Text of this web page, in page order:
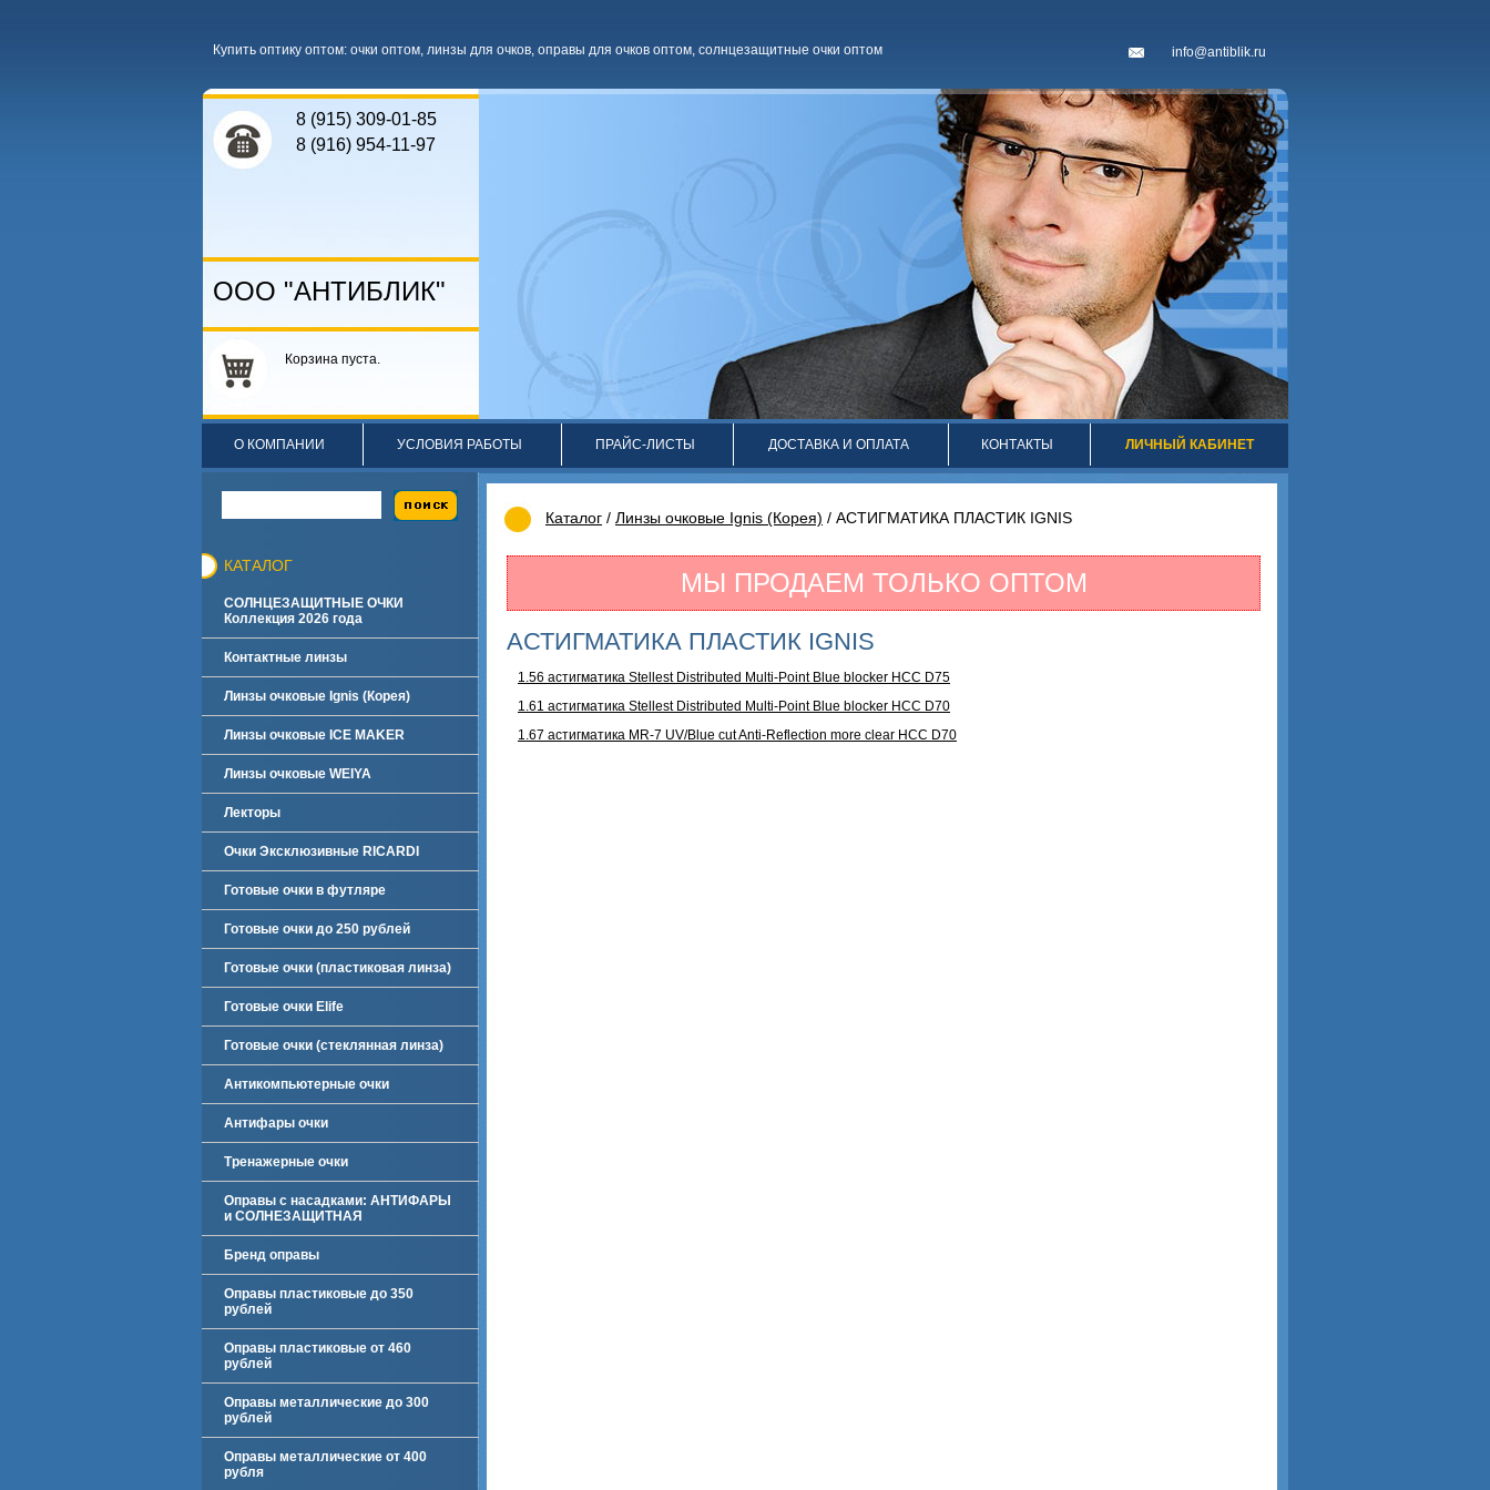
Купить оптику оптом: очки оптом, линзы для очков, оправы для очков оптом, солнцезащитные очки оптом info@antiblik.ru
8 (915) 309-01-85
8 (916) 954-11-97
ООО "АНТИБЛИК"
Корзина пуста.
О КОМПАНИИ УСЛОВИЯ РАБОТЫ ПРАЙС-ЛИСТЫ ДОСТАВКА И ОПЛАТА КОНТАКТЫ ЛИЧНЫЙ КАБИНЕТ
КАТАЛОГ
СОЛНЦЕЗАЩИТНЫЕ ОЧКИ
Коллекция 2026 года
Контактные линзы
Линзы очковые Ignis (Корея)
Линзы очковые ICE MAKER
Линзы очковые WEIYA
Лекторы
Очки Эксклюзивные RICARDI
Готовые очки в футляре
Готовые очки до 250 рублей
Готовые очки (пластиковая линза)
Готовые очки Elife
Готовые очки (стеклянная линза)
Антикомпьютерные очки
Антифары очки
Тренажерные очки
Оправы с насадками: АНТИФАРЫ
и СОЛНЕЗАЩИТНАЯ
Бренд оправы
Оправы пластиковые до 350
рублей
Оправы пластиковые от 460
рублей
Оправы металлические до 300
рублей
Оправы металлические от 400
рубля
Каталог / Линзы очковые Ignis (Корея) / АСТИГМАТИКА ПЛАСТИК IGNIS
МЫ ПРОДАЕМ ТОЛЬКО ОПТОМ
АСТИГМАТИКА ПЛАСТИК IGNIS
1.56 астигматика Stellest Distributed Multi-Point Blue blocker HCC D75
1.61 астигматика Stellest Distributed Multi-Point Blue blocker HCC D70
1.67 астигматика MR-7 UV/Blue cut Anti-Reflection more clear HCC D70